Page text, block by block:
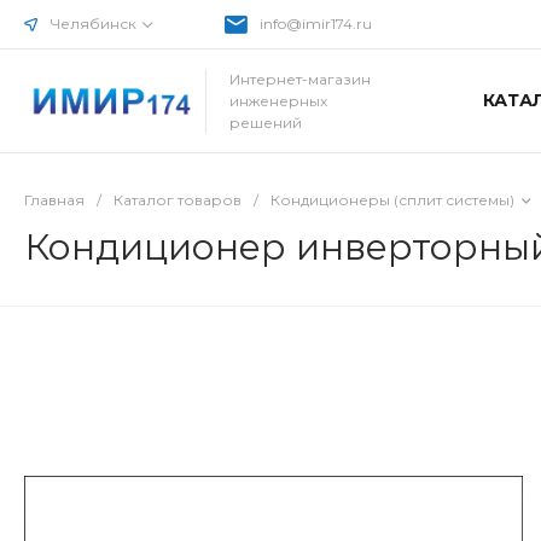
Челябинск info@imir174.ru
Интернет-магазин
инженерных
решений
Главная / Каталог товаров / Кондиционеры (сплит системы)
Кондиционер